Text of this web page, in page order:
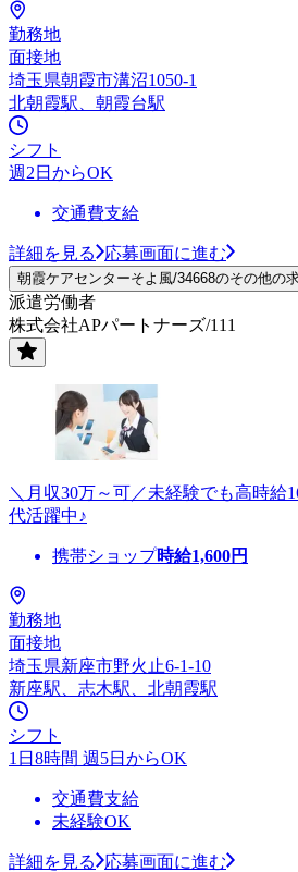
勤務地
面接地
埼玉県朝霞市溝沼1050-1
北朝霞駅、朝霞台駅
シフト
週2日からOK
交通費支給
詳細を見る 応募画面に進む
朝霞ケアセンターそよ風/34668のその他の
派遣労働者
株式会社APパートナーズ/111
＼月収30万～可／未経験でも高時給
代活躍中♪
携帯ショップ時給1,600円
勤務地
面接地
埼玉県新座市野火止6-1-10
新座駅、志木駅、北朝霞駅
シフト
1日8時間 週5日からOK
交通費支給
未経験OK
詳細を見る 応募画面に進む